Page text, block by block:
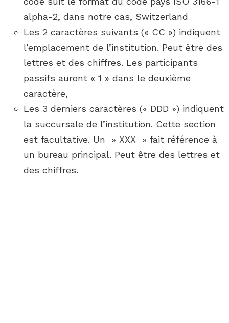
alpha-2, dans notre cas, Switzerland
Les 2 caractères suivants (« CC ») indiquent
l’emplacement de l’institution. Peut être des
lettres et des chiffres. Les participants
passifs auront « 1 » dans le deuxième
caractère,
Les 3 derniers caractères (« DDD ») indiquent
la succursale de l’institution. Cette section
est facultative. Un » XXX » fait référence à
un bureau principal. Peut être des lettres et
des chiffres.